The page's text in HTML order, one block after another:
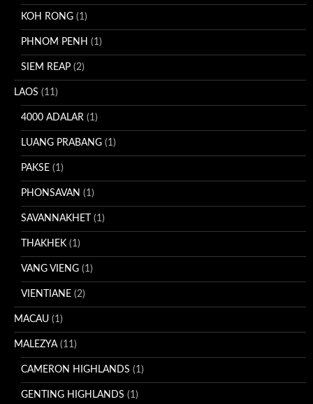
KOH RONG (1)
PHNOM PENH (1)
SIEM REAP (2)
LAOS (11)
4000 ADALAR (1)
LUANG PRABANG (1)
PAKSE (1)
PHONSAVAN (1)
SAVANNAKHET (1)
THAKHEK (1)
VANG VIENG (1)
VIENTIANE (2)
MACAU (1)
MALEZYA(11)
CAMERON HIGHLANDS (1)
GENTING HIGHLANDS (1)